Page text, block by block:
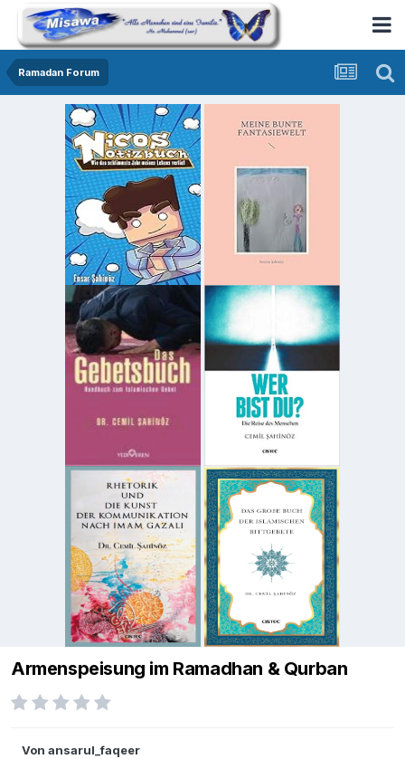
Ramadan Forum
Armenspeisung im Ramadhan & Qurban
Von ansarul_faqeer